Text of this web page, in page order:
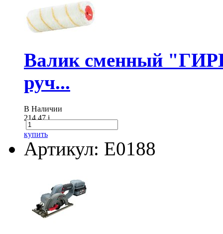
Валик сменный
руч...
В Наличии
214.47i
купить
Артикул: E0188